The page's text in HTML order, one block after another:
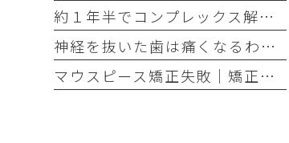
約１年半でコンプレックス解消｜大変だけどやって良かった歯の矯正治療
神経を抜いた歯は痛くなるわけがない！それは嘘です
マウスピース矯正失敗｜矯正したのに後戻り｜最近よく聞くけどそれってなんで？